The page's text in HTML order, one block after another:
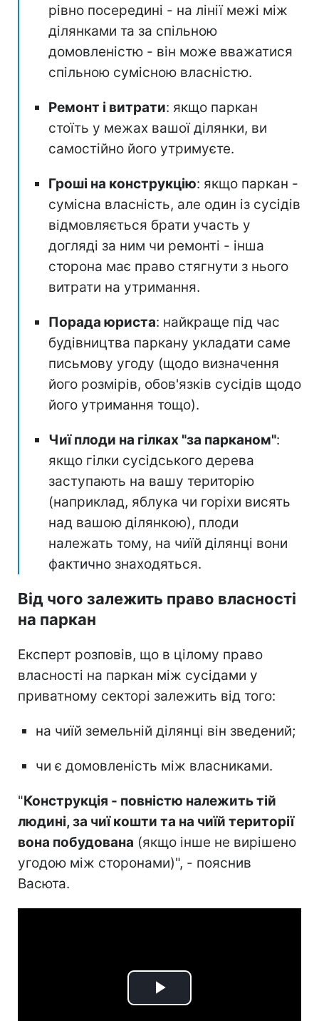
рівно посередині - на лінії межі між
ділянками та за спільною
домовленістю - він може вважатися
спільною сумісною власністю.
Ремонт і витрати: якщо паркан
стоїть у межах вашої ділянки, ви
самостійно його утримуєте.
Гроші на конструкцію: якщо паркан -
сумісна власність, але один із сусідів
відмовляється брати участь у
догляді за ним чи ремонті - інша
сторона має право стягнути з нього
витрати на утримання.
Порада юриста: найкраще під час
будівництва паркану укладати саме
письмову угоду (щодо визначення
його розмірів, обов'язків сусідів щодо
його утримання тощо).
Чиї плоди на гілках "за парканом":
якщо гілки сусідського дерева
заступають на вашу територію
(наприклад, яблука чи горіхи висять
над вашою ділянкою), плоди
належать тому, на чиїй ділянці вони
фактично знаходяться.
Від чого залежить право власності
на паркан
Експерт розповів, що в цілому право
власності на паркан між сусідами у
приватному секторі залежить від того:
на чиїй земельній ділянці він зведений;
чи є домовленість між власниками.
"Конструкція - повністю належить тій
людині, за чиї кошти та на чиїй території
вона побудована (якщо інше не вирішено
угодою між сторонами)", - пояснив
Васюта.
Play